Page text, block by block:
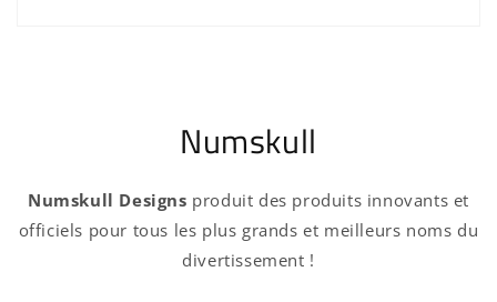
Numskull
Numskull Designs produit des produits innovants et
officiels pour tous les plus grands et meilleurs noms du
divertissement !